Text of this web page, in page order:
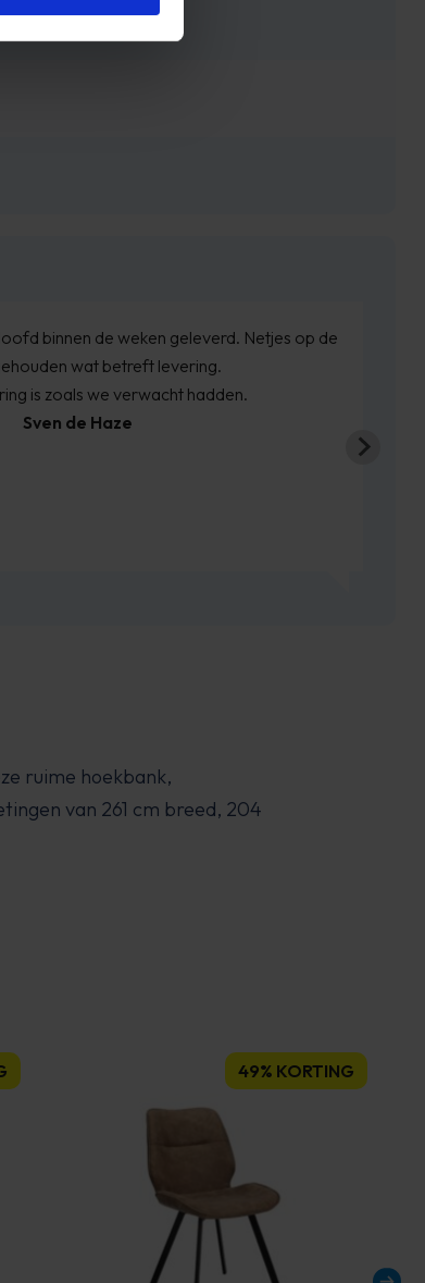
binnen de weken geleverd. Netjes op de
wat betreft levering.
is zoals we verwacht hadden.
Sven de Haze
ruime hoekbank,
van 261 cm breed, 204
49% KORTING